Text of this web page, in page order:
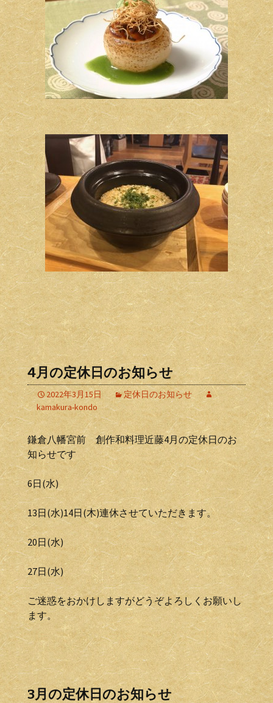
4月の定休日のお知らせ
2022年3月15日
定休日のお知らせ
kamakura-kondo
鎌倉八幡宮前 創作和料理近藤4月の定休日のお
知らせです
6日(水)
13日(水)14日(木)連休させていただきます。
20日(水)
27日(水)
ご迷惑をおかけしますがどうぞよろしくお願いし
ます。
3月の定休日のお知らせ